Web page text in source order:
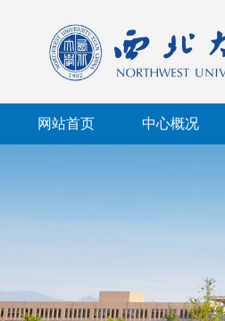
网站首页 中心概况